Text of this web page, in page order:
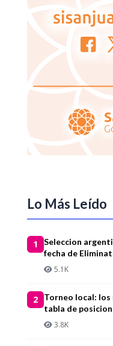
Lo Más Leído
1
Seleccion
fecha de
5.1K
2
Torneo local: los
tabla de
3.8K